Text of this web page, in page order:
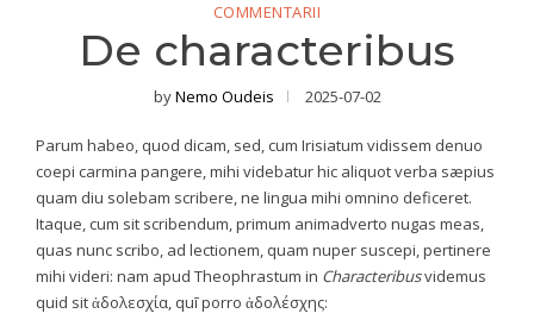
COMMENTARII
De characteribus
byNemo Oudeis 2025-07-02
Parum habeo, quod dicam, sed, cum Irisiatum vidissem denuo
coepi carmina pangere, mihi videbatur hic aliquot verba sæpius
quam diu solebam scribere, ne lingua mihi omnino deficeret.
Itaque, cum sit scribendum, primum animadverto nugas meas,
quas nunc scribo, ad lectionem, quam nuper suscepi, pertinere
mihi videri: nam apud Theophrastum in Characteribusvidemus
quid sit ἀδολεσχία, quī porro ἀδολέσχης: